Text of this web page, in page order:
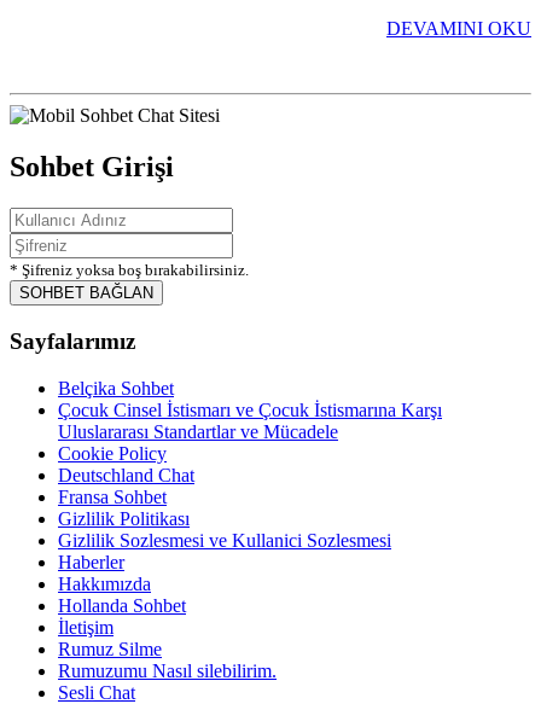
DEVAMINI OKU
Sohbet Girişi
* Şifreniz yoksa boş bırakabilirsiniz.
SOHBET BAĞLAN
Sayfalarımız
Belçika Sohbet
Çocuk Cinsel İstismarı ve Çocuk İstismarına Karşı
Uluslararası Standartlar ve Mücadele
Cookie Policy
Deutschland Chat
Fransa Sohbet
Gizlilik Politikası
Gizlilik Sozlesmesi ve Kullanici Sozlesmesi
Haberler
Hakkımızda
Hollanda Sohbet
İletişim
Rumuz Silme
Rumuzumu Nasıl silebilirim.
Sesli Chat